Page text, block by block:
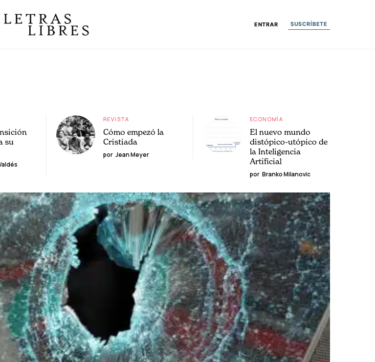
ENTRAR SUSCRÍBETE
su
REVISTA
Cómo empezó la
Cristiada
por Jean Meyer
ECONOMÍA
El nuevo mundo
distópico-utópico de
la Inteligencia
Artificial
por Branko Milanovic